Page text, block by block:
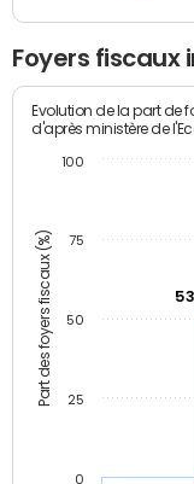
Foyers fiscaux
Part des foyers fiscaux (%)
Evolution de la part de
d'après ministère de
0
25
50
75
100